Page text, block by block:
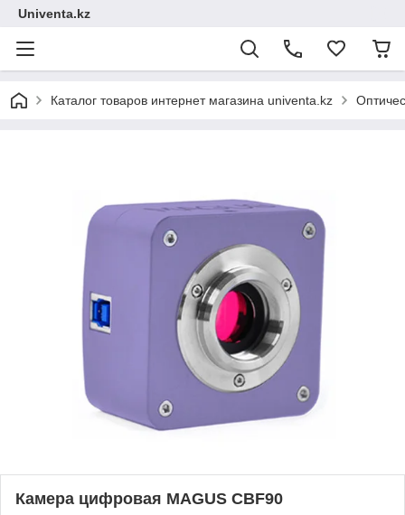
Univenta.kz
Каталог товаров интернет магазина univenta.kz
Камера цифровая MAGUS CBF90